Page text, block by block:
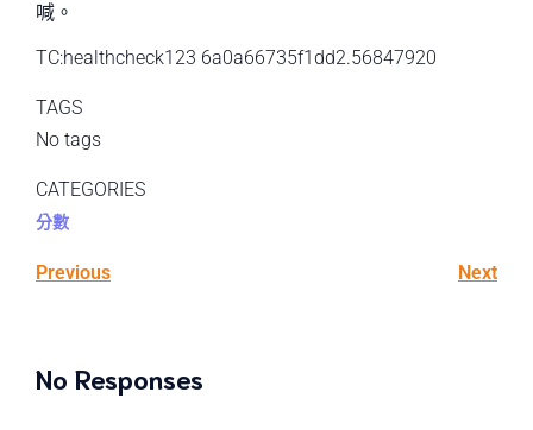
喊。
TC:healthcheck123 6a0a66735f1dd2.56847920
TAGS
No tags
CATEGORIES
分數
Previous Next
No Responses